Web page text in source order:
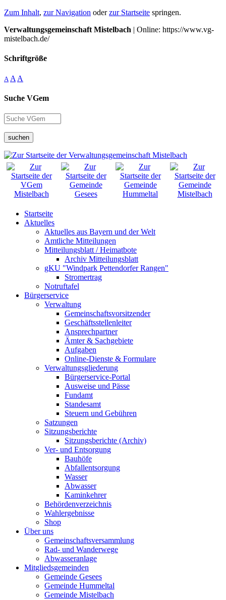
Zum Inhalt, zur Navigation oderzur Startseite springen.
Verwaltungsgemeinschaft Mistelbach | Online: https://www.vg-
mistelbach.de/
Schriftgröße
A A A
Suche VGem
suchen
Startseite
Aktuelles
Aktuelles aus Bayern und der Welt
Amtliche Mitteilungen
Mitteilungsblatt / Heimatbote
Archiv Mitteilungsblatt
gKU "Windpark Pettendorfer Rangen"
Stromertrag
Notruftafel
Bürgerservice
Verwaltung
Gemeinschaftsvorsitzender
Geschäftsstellenleiter
Ansprechpartner
Ämter & Sachgebiete
Aufgaben
Online-Dienste & Formulare
Verwaltungsgliederung
Bürgerservice-Portal
Ausweise und Pässe
Fundamt
Standesamt
Steuern und Gebühren
Satzungen
Sitzungsberichte
Sitzungsberichte (Archiv)
Ver- und Entsorgung
Bauhöfe
Abfallentsorgung
Wasser
Abwasser
Kaminkehrer
Behördenverzeichnis
Wahlergebnisse
Shop
Über uns
Gemeinschaftsversammlung
Rad- und Wanderwege
Abwasseranlage
Mitgliedsgemeinden
Gemeinde Gesees
Gemeinde Hummeltal
Gemeinde Mistelbach